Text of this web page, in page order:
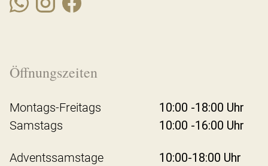
Öffnungszeiten
Montags-Freitags
10:00 -18:00 Uhr
Samstags
10:00 -16:00 Uhr
Adventssamstage
10:00-18:00 Uhr